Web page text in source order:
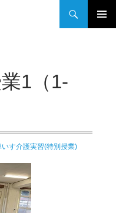
1（1-
いす介護実習(特別授業)